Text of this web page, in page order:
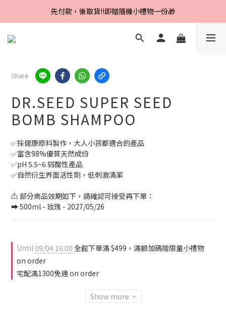
Line好友招募中，首購、回購皆贈100元
先付款，後取貨‼️即贈隨機小禮物一份🎁
Line好友招募中，首購、回購皆贈100元
Share
DR.SEED SUPER SEED
BOMB SHAMPOO
✅採健康原料製作，大人小孩都適合的產品
✅富含98%優質天然成份
✅pH 5.5~6 弱酸性產品
✅自然衍生界面活性劑，低刺激清潔
⚠️ 部分商品效期如下，請確認可接受再下單：
➡️ 500ml - 玫瑰 - 2027/05/26
Until09/04 16:00 全館下單滿 $499，滿額加碼贈限量小禮物
on order
宅配滿1300免運 on order
Show more